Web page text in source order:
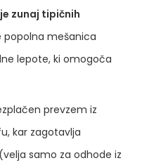
zunaj tipičnih
popolna mešanica
lepote, ki omogoča
prevzem iz
kar zagotavlja
samo za odhode iz